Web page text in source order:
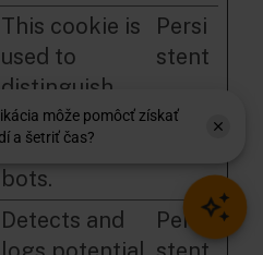
This cookie is
used to
distinguish
between
humans and
bots.
Persi
stent
Detects and
Persi